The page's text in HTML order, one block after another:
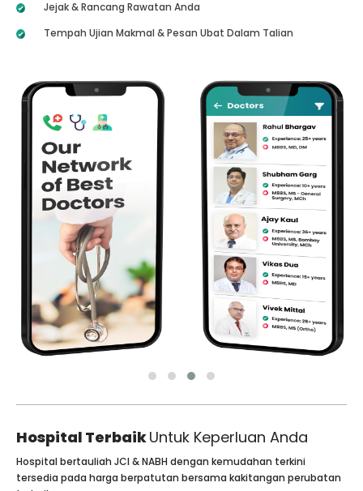
Jejak & Rancang Rawatan Anda
Tempah Ujian Makmal & Pesan Ubat Dalam Talian
Hospital TerbaikUntuk Keperluan Anda
Hospital bertauliah JCI & NABH dengan kemudahan terkini
tersedia pada harga berpatutan bersama kakitangan perubatan